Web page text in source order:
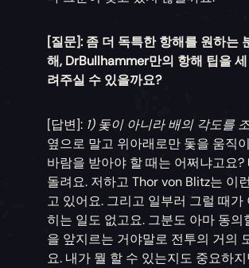
[질문]: 좀 더 독특한 항해를 원하는
해, DrBullhammer만의 항해 팁을
려주실 수 있을까요?
[답변]: 1) 돛이 아니라 배의 각도를
옆으로 말고 위아래로만 돛을 움직
바람을 받아야 할 때는 어쩌냐고요?
돌려요. 저하고 Thor von Blitz는 이
고 있어요. 그리고 일부러 그럴 때가
히는 일도 없고요. 그분도 아마 동의
을 앞지르는 거야말로 전투의 거의
요. 내가 뭘 할 수 있는지도 중요하